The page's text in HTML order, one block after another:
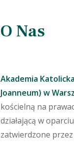
O Nas
Akademia
Joanneum) w
kościelną na
działającą w
zatwierdzone